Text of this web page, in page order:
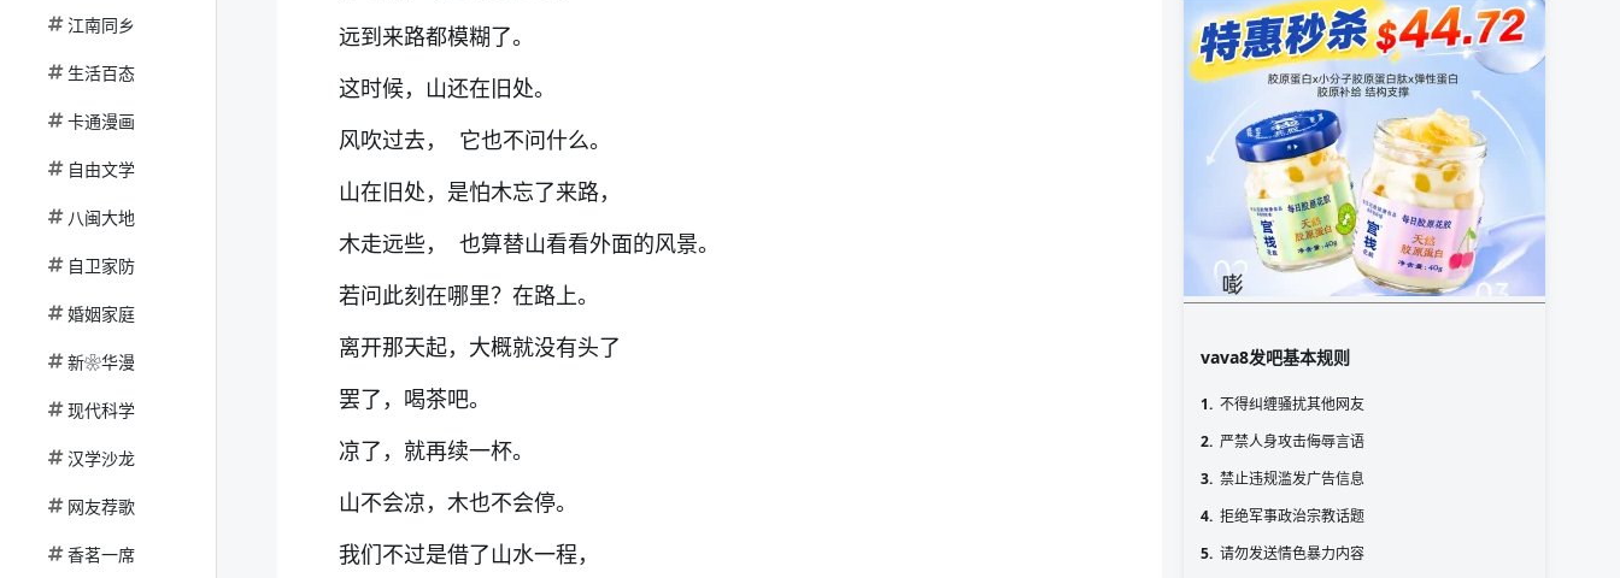
江南同乡
生活百态
卡通漫画
自由文学
八闽大地
自卫家防
婚姻家庭
新❀华漫
现代科学
汉学沙龙
网友荐歌
香茗一席
远到来路都模糊了。
这时候，山还在旧处。
风吹过去， 它也不问什么。
山在旧处，是怕木忘了来路，
木走远些， 也算替山看看外面的风景。
若问此刻在哪里？在路上。
离开那天起，大概就没有头了
罢了，喝茶吧。
凉了，就再续一杯。
山不会凉，木也不会停。
我们不过是借了山水一程，
vava8发吧基本规则
1. 不得纠缠骚扰其他网友
2. 严禁人身攻击侮辱言语
3. 禁止违规滥发广告信息
4. 拒绝军事政治宗教话题
5. 请勿发送情色暴力内容